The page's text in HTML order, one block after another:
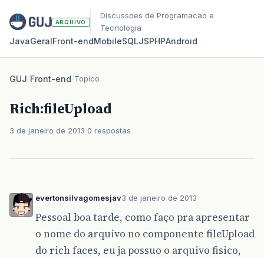
ARQUIVO
Discussoes de Programacao e
Tecnologia
JavaGeralFront‑endMobileSQLJSPHPAndroid
GUJ/Front-end/Topico
Rich:fileUpload
3 de janeiro de 2013 0 respostas
evertonsilvagomesjav3 de janeiro de 2013
Pessoal boa tarde, como faço pra apresentar
o nome do arquivo no componente fileUpload
do rich faces, eu ja possuo o arquivo fisico,